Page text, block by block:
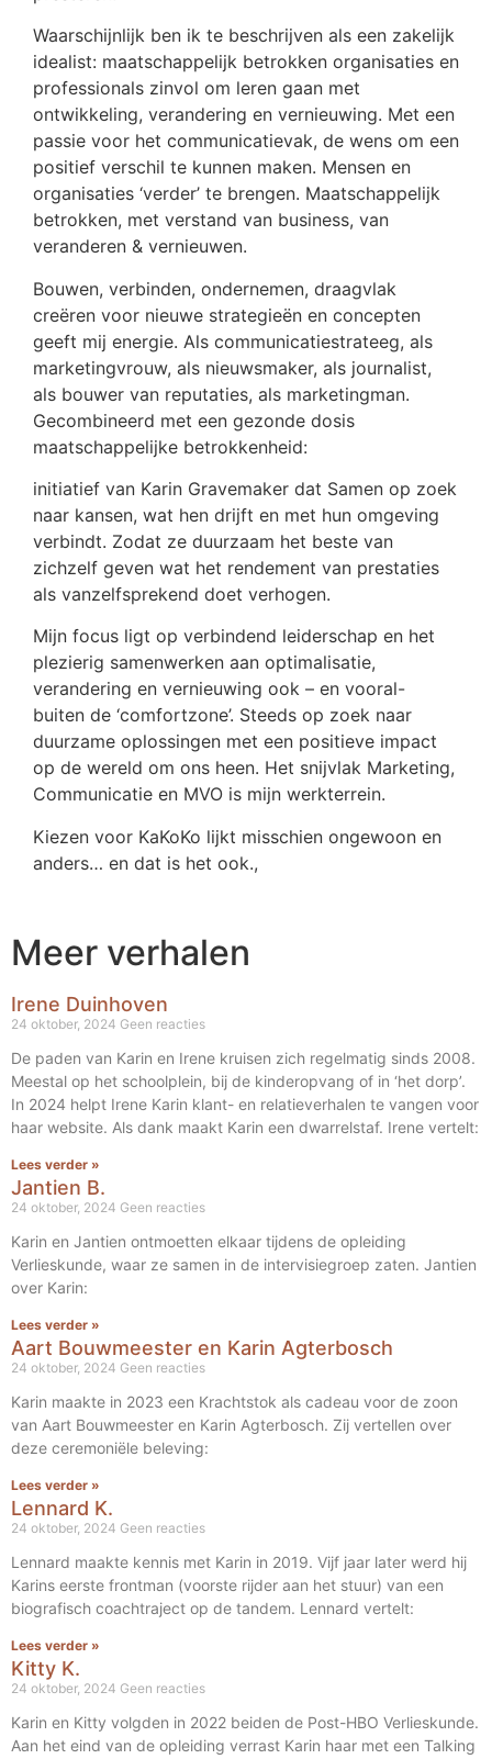
Waarschijnlijk ben ik te beschrijven als een zakelijk
idealist: maatschappelijk betrokken organisaties en
professionals zinvol om leren gaan met
ontwikkeling, verandering en vernieuwing. Met een
passie voor het communicatievak, de wens om een
positief verschil te kunnen maken. Mensen en
organisaties ‘verder’ te brengen. Maatschappelijk
betrokken, met verstand van business, van
veranderen & vernieuwen.
Bouwen, verbinden, ondernemen, draagvlak
creëren voor nieuwe strategieën en concepten
geeft mij energie. Als communicatiestrateeg, als
marketingvrouw, als nieuwsmaker, als journalist,
als bouwer van reputaties, als marketingman.
Gecombineerd met een gezonde dosis
maatschappelijke betrokkenheid:
initiatief van Karin Gravemaker dat Samen op zoek
naar kansen, wat hen drijft en met hun omgeving
verbindt. Zodat ze duurzaam het beste van
zichzelf geven wat het rendement van prestaties
als vanzelfsprekend doet verhogen.
Mijn focus ligt op verbindend leiderschap en het
plezierig samenwerken aan optimalisatie,
verandering en vernieuwing ook – en vooral-
buiten de ‘comfortzone’. Steeds op zoek naar
duurzame oplossingen met een positieve impact
op de wereld om ons heen. Het snijvlak Marketing,
Communicatie en MVO is mijn werkterrein.
Kiezen voor KaKoKo lijkt misschien ongewoon en
anders… en dat is het ook.,
Meer verhalen
Irene Duinhoven
24 oktober, 2024 Geen reacties
De paden van Karin en Irene kruisen zich regelmatig sinds 2008.
Meestal op het schoolplein, bij de kinderopvang of in ‘het dorp’.
In 2024 helpt Irene Karin klant- en relatieverhalen te vangen voor
haar website. Als dank maakt Karin een dwarrelstaf. Irene vertelt:
Lees verder »
Jantien B.
24 oktober, 2024 Geen reacties
Karin en Jantien ontmoetten elkaar tijdens de opleiding
Verlieskunde, waar ze samen in de intervisiegroep zaten. Jantien
over Karin:
Lees verder »
Aart Bouwmeester en Karin Agterbosch
24 oktober, 2024 Geen reacties
Karin maakte in 2023 een Krachtstok als cadeau voor de zoon
van Aart Bouwmeester en Karin Agterbosch. Zij vertellen over
deze ceremoniële beleving:
Lees verder »
Lennard K.
24 oktober, 2024 Geen reacties
Lennard maakte kennis met Karin in 2019. Vijf jaar later werd hij
Karins eerste frontman (voorste rijder aan het stuur) van een
biografisch coachtraject op de tandem. Lennard vertelt:
Lees verder »
Kitty K.
24 oktober, 2024 Geen reacties
Karin en Kitty volgden in 2022 beiden de Post-HBO Verlieskunde.
Aan het eind van de opleiding verrast Karin haar met een Talking